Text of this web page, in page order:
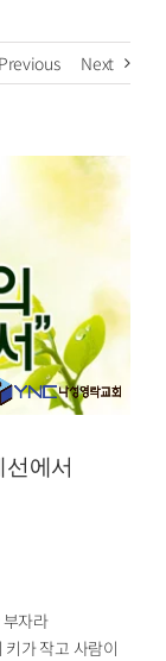
Previous Next
에서
자라
가 작고 사람이